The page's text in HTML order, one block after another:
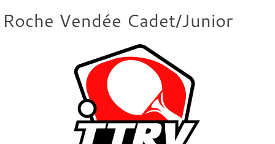
Roche Vendée Cadet/Junior